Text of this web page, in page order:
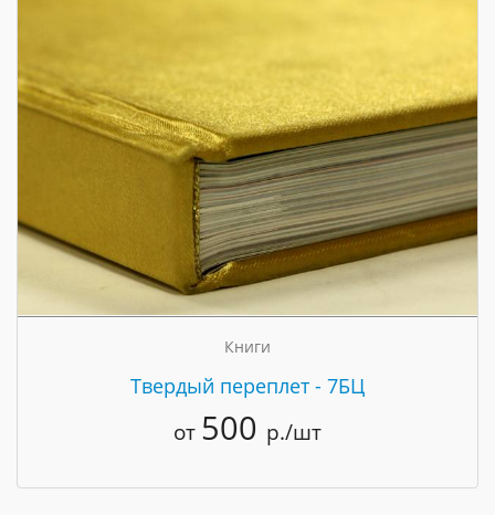
Книги
Твердый переплет - 7БЦ
от 500 р./шт